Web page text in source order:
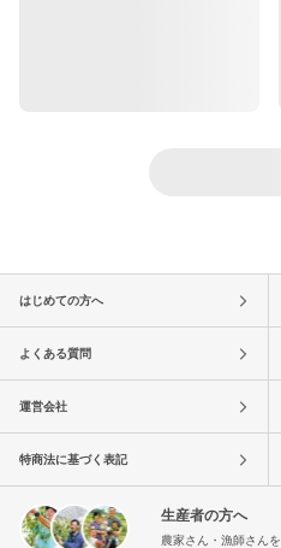
はじめての方へ
よくある質問
運営会社
特商法に基づく表記
生産者の方へ
農家さん・漁師さん